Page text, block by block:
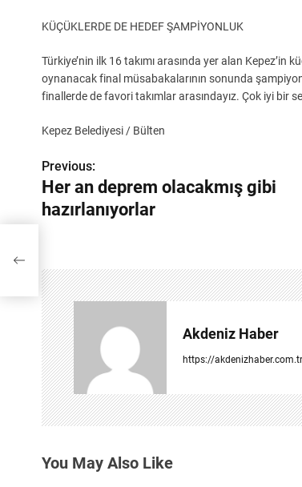
KÜÇÜKLERDE DE HEDEF ŞAMPİYONLUK
Türkiye’nin ilk 16 takımı arasında yer alan Kepez’in
oynanacak final müsabakalarının sonunda
finallerde de favori takımlar arasındayız. Çok iyi bir
Kepez Belediyesi / Bülten
Y
a
g
e
z
i
n
e
Previous:
Her an deprem olacakmış gibi
hazırlanıyorlar
Akdeniz Haber
https://akdenizhaber.com.tr
You May Also Like